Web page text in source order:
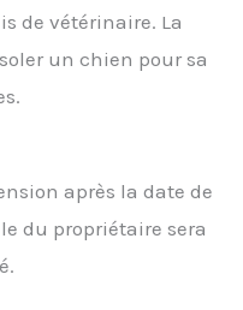
de vétérinaire. La
un chien pour sa
après la date de
du propriétaire sera